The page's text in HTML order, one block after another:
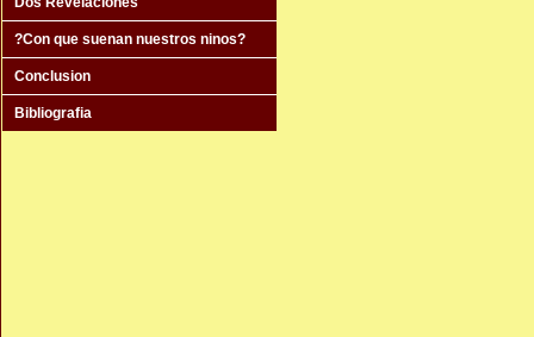
?Con que suenan nuestros ninos?
Conclusion
Bibliografia